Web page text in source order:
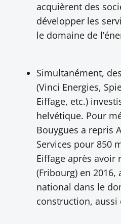
acquièrent des
développer les
le domaine de
Simultanément,
(Vinci Energies,
Eiffage, etc.)
helvétique. Pour
Bouygues a repris
Services pour 850
Eiffage après avoir
(Fribourg) en
national dans le
construction, aussi